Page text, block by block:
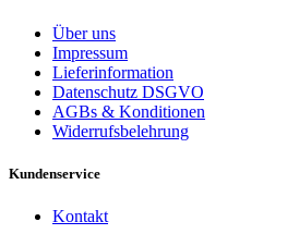
Über uns
Impressum
Lieferinformation
Datenschutz DSGVO
AGBs & Konditionen
Widerrufsbelehrung
Kundenservice
Kontakt